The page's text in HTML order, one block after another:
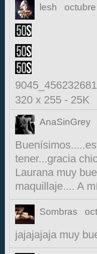
lesh
320 x 255 - 25K
AnaSinGrey
tener...gracia
Laurana muy
maquillaje.... A
Sombras
jajajajaja muy